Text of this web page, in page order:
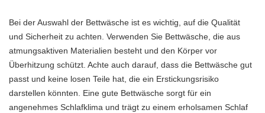
Bei der Auswahl der Bettwäsche ist es wichtig, auf die Qualität
und Sicherheit zu achten. Verwenden Sie Bettwäsche, die aus
atmungsaktiven Materialien besteht und den Körper vor
Überhitzung schützt. Achte auch darauf, dass die Bettwäsche gut
passt und keine losen Teile hat, die ein Erstickungsrisiko
darstellen könnten. Eine gute Bettwäsche sorgt für ein
angenehmes Schlafklima und trägt zu einem erholsamen Schlaf